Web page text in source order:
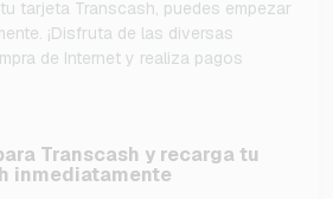
tarjeta Transcash, puedes empezar
¡Disfruta de las diversas
de Internet y realiza pagos
Transcash y recarga tu
inmediatamente